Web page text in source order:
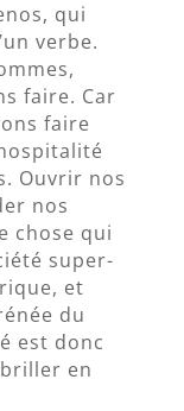
qui
verbe.
faire. Car
faire
Ouvrir nos
nos
chose qui
super-
et
du
est donc
en